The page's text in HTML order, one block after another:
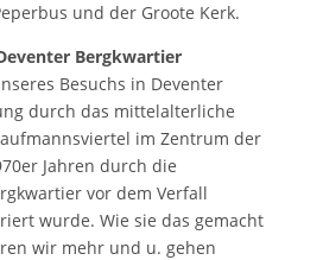
und der Groote Kerk.
Bergkwartier
Besuchs in Deventer
durch das mittelalterliche
im Zentrum der
Jahren durch die
vor dem Verfall
wurde. Wie sie das gemacht
wir mehr und u. gehen